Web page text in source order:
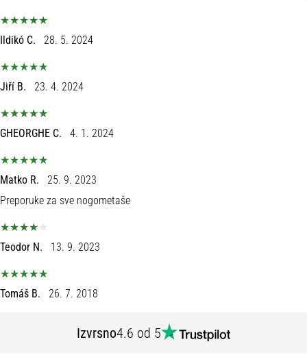
za
nabavu,
i
obradu
opreme
1. 7. 2025
1 min. čitanja
Play
for
More
Victories
Pripremi
se
Ildikó C. 28. 5. 2024
Jiří B. 23. 4. 2024
GHEORGHE C. 4. 1. 2024
Matko R.
25. 9. 2023
Preporuke za sve nogometaše
Teodor N. 13. 9. 2023
Tomáš B. 26. 7. 2018
Izvrsno4.6 od 5